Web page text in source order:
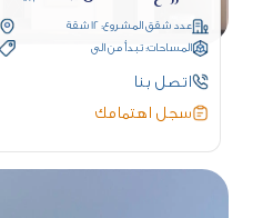
عدد شقق المشروع: 12 شقة
المساحات: تبدأ من الى
اتصل بنا
سجل اهتمامك